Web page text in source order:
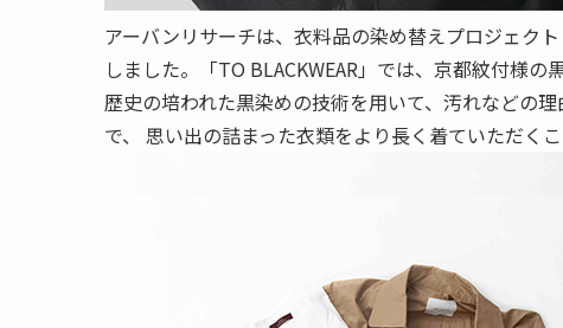
アーバンリサーチは、衣料品の染め替えプロジェク
しました。「TO BLACKWEAR」では、京都紋付様
歴史の培われた黒染めの技術を用いて、汚れなどの
で、 思い出の詰まった衣類をより長く着ていただくこ